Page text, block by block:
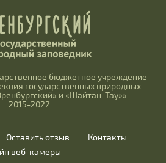
бюджетное учреждение
государственных природных
и «Шайтан-Тау»»
2015-2022
Оставить отзыв
Контакты
веб-камеры